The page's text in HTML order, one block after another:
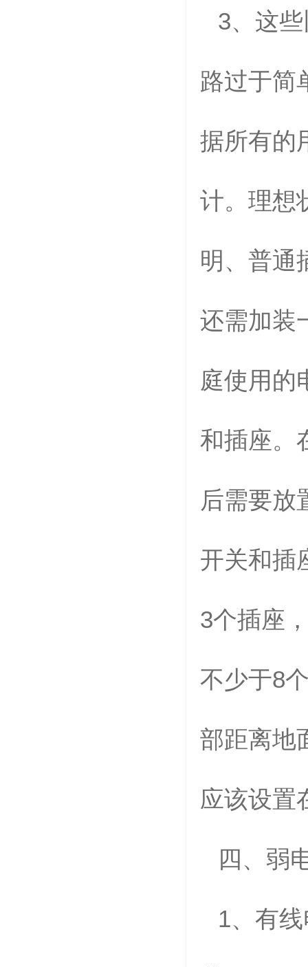
3、这
路过于简
据所有的
计。理想
明、普通
还需加装
庭使用的
和插座。
后需要放
开关和插
3个插座
不少于8
部距离地
应该设置
四、弱
1、有